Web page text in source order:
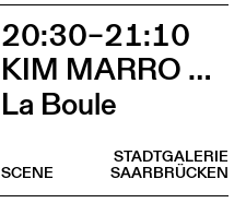
20:30–21:10
KIM MARRO & LIAM LELARGE
La Boule
STADTGALERIE
SAARBRÜCKEN
SCENE